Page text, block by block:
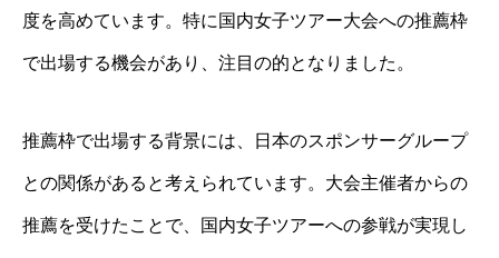
度を高めています。特に国内女子ツアー大会への推薦枠
で出場する機会があり、注目の的となりました。
推薦枠で出場する背景には、日本のスポンサーグループ
との関係があると考えられています。大会主催者からの
推薦を受けたことで、国内女子ツアーへの参戦が実現し